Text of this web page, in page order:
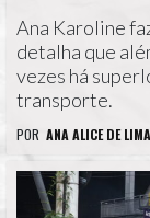
Ana Karoline
detalha que
vezes há
transporte.
POR ANA ALICE DE LIMA